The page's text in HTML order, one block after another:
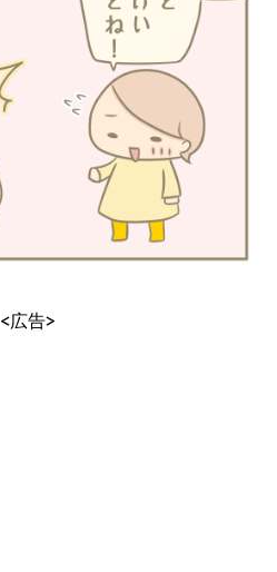
<広告>